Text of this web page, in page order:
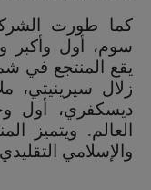
كما طورت
سوم، أول وأكبر
يقع المنتجع في
زلال سيرينيتي،
ديسكفري، أول
العالم. ويتميز
والإسلامي